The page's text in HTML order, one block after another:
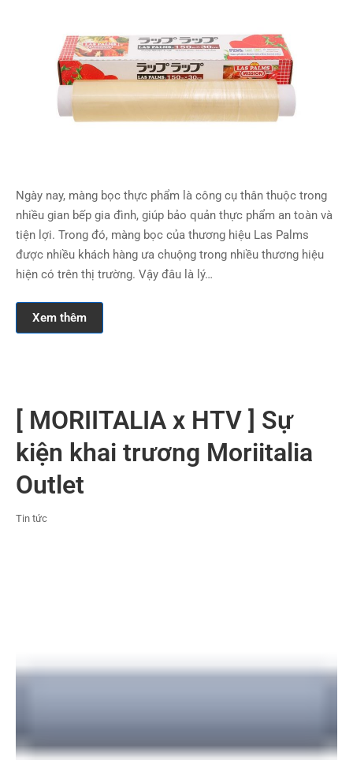
Ngày nay, màng bọc thực phẩm là công cụ thân thuộc trong
nhiều gian bếp gia đình, giúp bảo quản thực phẩm an toàn và
tiện lợi. Trong đó, màng bọc của thương hiệu Las Palms
được nhiều khách hàng ưa chuộng trong nhiều thương hiệu
hiện có trên thị trường. Vậy đâu là lý…
Xem thêm
[ MORIITALIA x HTV ] Sự
kiện khai trương Moriitalia
Outlet
Tin tức